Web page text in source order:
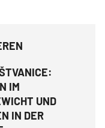
IM
UND
IN DER